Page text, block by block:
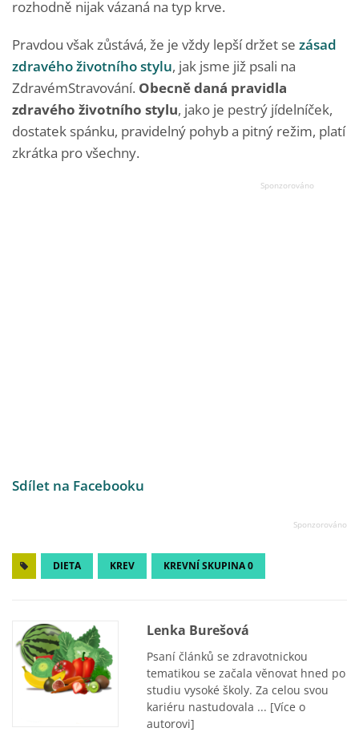
rozhodně nijak vázaná na typ krve.
Pravdou však zůstává, že je vždy lepší držet se zásad
zdravého životního stylu, jak jsme již psali na
ZdravémStravování. Obecně daná pravidla
zdravého životního stylu, jako je pestrý jídelníček,
dostatek spánku, pravidelný pohyb a pitný režim, platí
zkrátka pro všechny.
Sdílet na Facebooku
DIETA KREV KREVNÍ SKUPINA 0
Lenka Burešová
Psaní článků se zdravotnickou
tematikou se začala věnovat hned po
studiu vysoké školy. Za celou svou
kariéru nastudovala ... [Více o
autorovi]